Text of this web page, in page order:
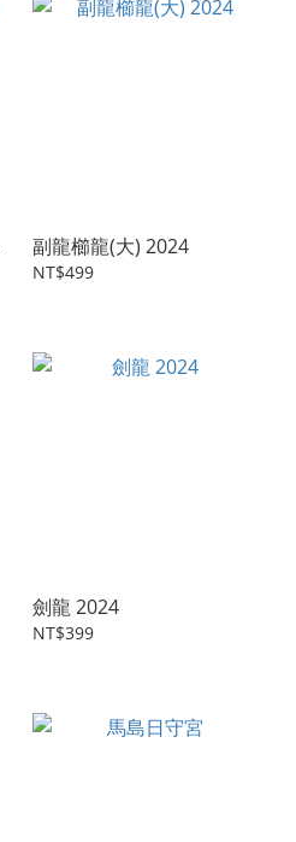
副龍櫛龍(大) 2024
NT$499
劍龍 2024
NT$399